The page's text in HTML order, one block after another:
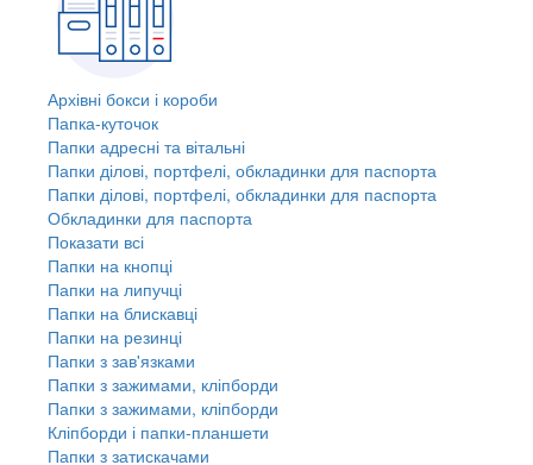
Архівні бокси і короби
Папка-куточок
Папки адресні та вітальні
Папки ділові, портфелі, обкладинки для паспорта
Папки ділові, портфелі, обкладинки для паспорта
Обкладинки для паспорта
Показати всі
Папки на кнопці
Папки на липучці
Папки на блискавці
Папки на резинці
Папки з зав'язками
Папки з зажимами, кліпборди
Папки з зажимами, кліпборди
Кліпборди і папки-планшети
Папки з затискачами